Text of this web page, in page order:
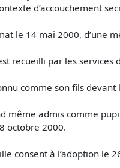
d’accouchement
le 14 mai 2000, d’une
recueilli par les services
comme son fils devant
même admis comme
octobre 2000.
consent à l’adoption le